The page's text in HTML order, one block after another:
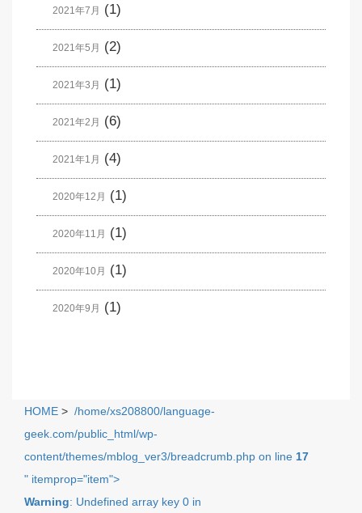
2021年7月 (1)
2021年5月 (2)
2021年3月 (1)
2021年2月 (6)
2021年1月 (4)
2020年12月 (1)
2020年11月 (1)
2020年10月 (1)
2020年9月 (1)
HOME > /home/xs208800/language-
geek.com/public_html/wp-
content/themes/mblog_ver3/breadcrumb.php on line 17
" itemprop="item">
Warning: Undefined array key 0 in